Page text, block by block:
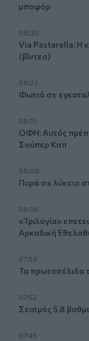
μποφόρ
08:30
Via Pastarella: Η
(βίντεο)
08:22
Φωτιά σε
08:15
ΟΦΗ: Αυτός
Σούπερ Καπ
08:08
Πυρά σε λύκειο
08:06
«Τριλογία»
Αρκαδική
07:59
Τα πρωτοσέλιδα
07:52
Σεισμός 5,8
07:45